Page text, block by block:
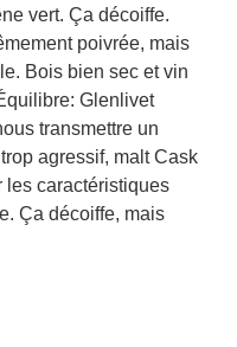
vert. Ça décoiffe.
poivrée, mais
Bois bien sec et vin
Glenlivet
transmettre un
agressif, malt Cask
les caractéristiques
Ça décoiffe, mais